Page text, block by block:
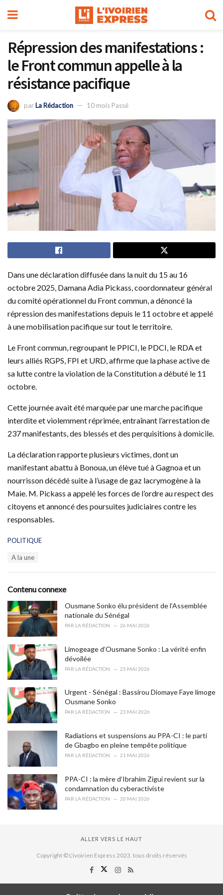
Répression des manifestations :
le Front commun appelle à la
résistance pacifique
parLa Rédaction 10 mois Passé
Dans une déclaration diffusée dans la nuit du 15 au 16
octobre 2025, Damana Adia Pickass, coordonnateur général
du comité opérationnel du Front commun, a dénoncé la
répression des manifestations depuis le 11 octobre et appelé
à une mobilisation pacifique sur tout le territoire.
Le Front commun, regroupant le PPICI, le PDCI, le RDA et
leurs alliés RGPS, FPI et URD, affirme que la phase active de
sa lutte contre la violation de la Constitution a débuté le 11
octobre.
Cette journée avait été marquée par une marche pacifique
interdite et violemment réprimée, entraînant l’arrestation de
237 manifestants, des blessés et des perquisitions à domicile.
La déclaration rapporte plusieurs victimes, dont un
manifestant abattu à Bonoua, un élève tué à Gagnoa et un
nourrisson décédé suite à l’usage de gaz lacrymogène à la
Maie. M. Pickass a appelé les forces de l’ordre au respect des
citoyens et annoncé des poursuites judiciaires contre les
responsables.
C
o
r
i
e
s
POLITIQUE
:
A la une
Contenu connexe
Ousmane Sonko élu président de l’Assemblée
nationale du Sénégal
PAR LA RÉDACTION 26 MAI 2026
Limogeage d’Ousmane Sonko : La vérité enfin
dévoilée
PAR LA RÉDACTION 25 MAI 2026
Urgent - Sénégal : Bassirou Diomaye Faye limoge
Ousmane Sonko
PAR LA RÉDACTION 23 MAI 2026
Radiations et suspensions au PPA-CI : le parti
de Gbagbo en pleine tempête politique
PAR LA RÉDACTION 21 MAI 2026
PPA-CI : la mère d’Ibrahim Zigui revient sur la
condamnation du cyberactiviste
PAR LA RÉDACTION 20 MAI 2026
ALLER VERS LE HAUT
Copyright © L'ivoirien Express 2023. tous droits réservés